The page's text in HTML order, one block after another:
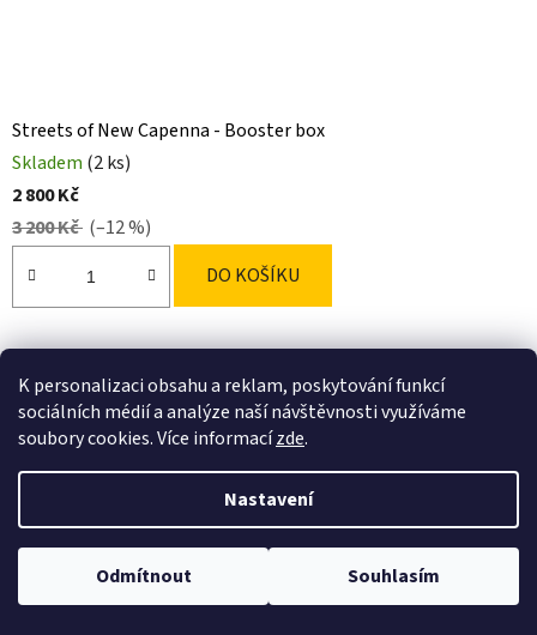
K personalizaci obsahu a reklam, poskytování funkcí
sociálních médií a analýze naší návštěvnosti využíváme
soubory cookies. Více informacízde.
Nastavení
Odmítnout Souhlasím
Streets of New Capenna - Booster box
Skladem (2 ks)
2 800 Kč
3 200 Kč (–12 %)
DO KOŠÍKU